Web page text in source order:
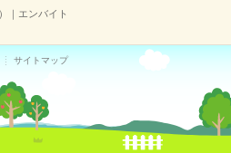
｜エンバイト
サイトマップ